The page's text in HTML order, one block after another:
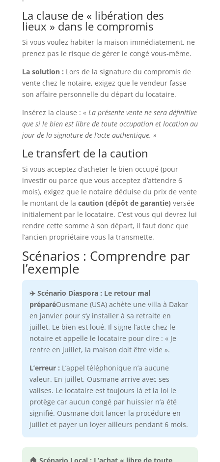
La clause de « libération des
lieux » dans le compromis
Si vous voulez habiter la maison immédiatement, ne
prenez pas le risque de gérer le congé vous-même.
La solution : Lors de la signature du compromis de
vente chez le notaire, exigez que le vendeur fasse
son affaire personnelle du départ du locataire.
Insérez la clause : « La présente vente ne sera définitive
que si le bien est libre de toute occupation et location au
jour de la signature de l’acte authentique. »
Le transfert de la caution
Si vous acceptez d’acheter le bien occupé (pour
investir ou parce que vous acceptez d’attendre 6
mois), exigez que le notaire déduise du prix de vente
le montant de la caution (dépôt de garantie) versée
initialement par le locataire. C’est vous qui devrez lui
rendre cette somme à son départ, il faut donc que
l’ancien propriétaire vous la transmette.
Scénarios : Comprendre par
l’exemple
✈️ Scénario Diaspora : Le retour mal
préparéOusmane (USA) achète une villa à Dakar
en janvier pour s’y installer à sa retraite en
juillet. Le bien est loué. Il signe l’acte chez le
notaire et appelle le locataire pour dire : « Je
rentre en juillet, la maison doit être vide ».
L’erreur : L’appel téléphonique n’a aucune
valeur. En juillet, Ousmane arrive avec ses
valises. Le locataire est toujours là et la loi le
protège car aucun congé par huissier n’a été
signifié. Ousmane doit lancer la procédure en
juillet et payer un loyer ailleurs pendant 6 mois.